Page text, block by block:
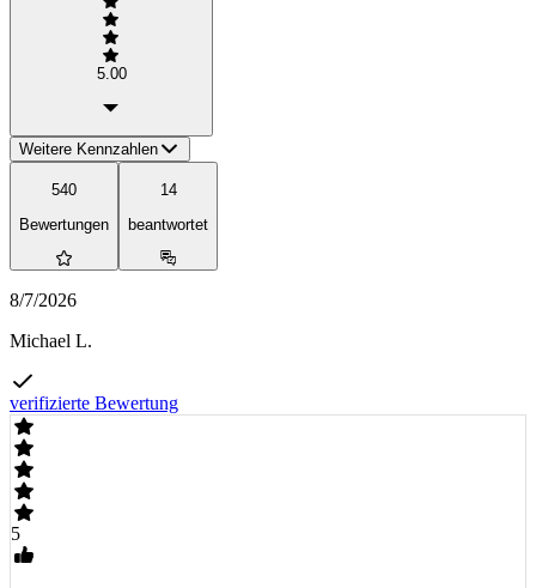
5.00
Weitere Kennzahlen
540
Bewertungen
14
beantwortet
8/7/2026
Michael L.
verifizierte Bewertung
5